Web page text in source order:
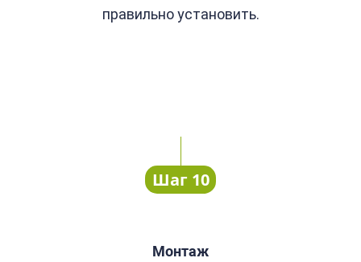
правильно установить.
Шаг 10
Монтаж